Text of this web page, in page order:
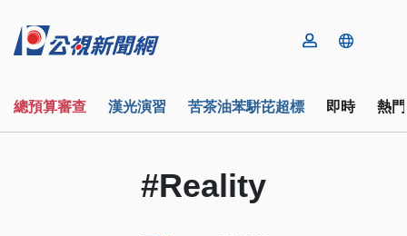
總預算審查 漢光演習 苦茶油苯駢芘超標 即時 熱
#Reality